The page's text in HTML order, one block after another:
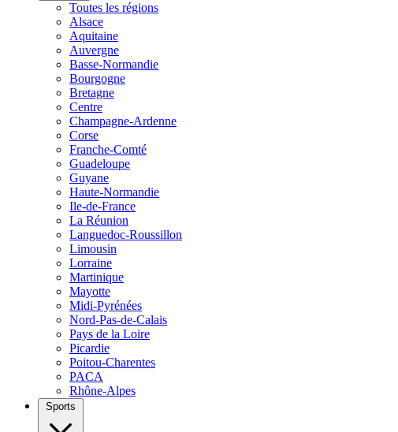
Toutes les régions
Alsace
Aquitaine
Auvergne
Basse-Normandie
Bourgogne
Bretagne
Centre
Champagne-Ardenne
Corse
Franche-Comté
Guadeloupe
Guyane
Haute-Normandie
Ile-de-France
La Réunion
Languedoc-Roussillon
Limousin
Lorraine
Martinique
Mayotte
Midi-Pyrénées
Nord-Pas-de-Calais
Pays de la Loire
Picardie
Poitou-Charentes
PACA
Rhône-Alpes
Sports